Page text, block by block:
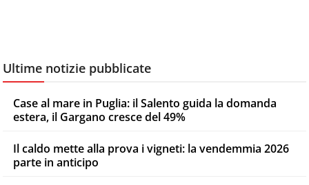
Ultime notizie pubblicate
Case al mare in Puglia: il Salento guida la domanda
estera, il Gargano cresce del 49%
Il caldo mette alla prova i vigneti: la vendemmia 2026
parte in anticipo